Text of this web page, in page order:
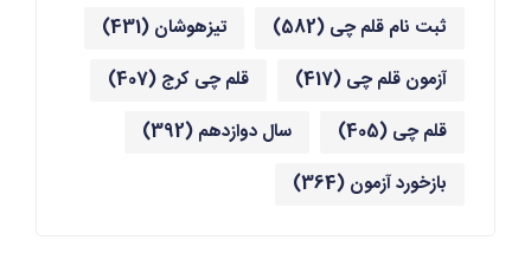
ثبت نام قلم چی (582) تیزهوشان(431)
آزمون قلم چی (417) قلم چی کرج (407)
قلم چی (405) سال دوازدهم(392)
بازخورد آزمون(364)